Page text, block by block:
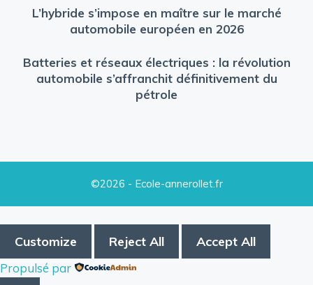
L’hybride s’impose en maître sur le marché
automobile européen en 2026
Batteries et réseaux électriques : la révolution
automobile s’affranchit définitivement du
pétrole
©2026 - Ecole-annerollet.fr
Customize Reject All Accept All
Propulsé par